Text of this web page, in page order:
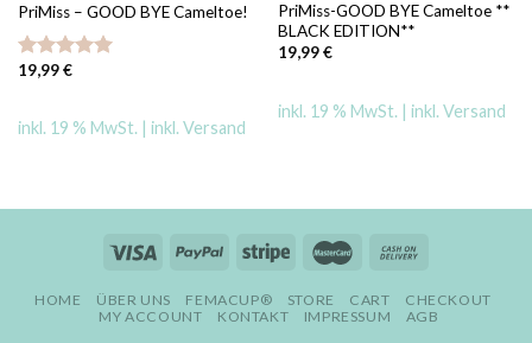
PriMiss – GOOD BYE Cameltoe!
Bewertet mit
19,99€
inkl. 19 % MwSt.
PriMiss-GOOD BYE Cameltoe **
BLACK EDITION**
19,99€
inkl. 19 % MwSt.
HOME ÜBER UNS FEMACUP® STORE CART
CHECKOUT
MY ACCOUNT
KONTAKT IMPRESSUM AGB